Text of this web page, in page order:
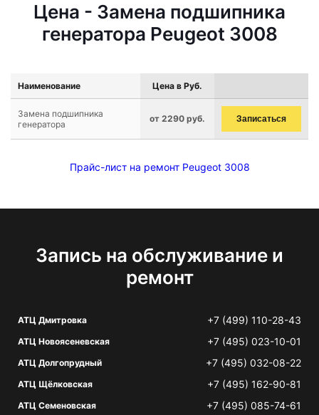
Цена - Замена подшипника
генератора Peugeot 3008
Наименование Цена в Руб.
Замена подшипника
генератора
от 2290 руб. Записаться
Прайс-лист на ремонт Peugeot 3008
Запись на обслуживание и
ремонт
АТЦ Дмитровка +7 (499) 110-28-43
АТЦ Новоясеневская +7 (495) 023-10-01
АТЦ Долгопрудный +7 (495) 032-08-22
АТЦ Щёлковская +7 (495) 162-90-81
АТЦ Семеновская +7 (495) 085-74-61